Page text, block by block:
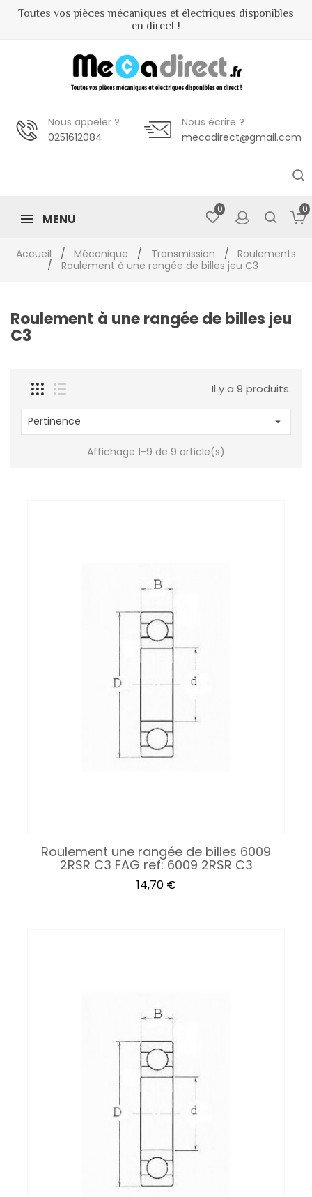
Toutes vos pièces mécaniques et électriques disponibles
en direct !
Nous appeler ?
0251612084
Nous écrire ?
mecadirect@gmail.com
MENU
0
0
Accueil Mécanique Transmission
Roulements
Roulement à une rangée de billes jeu C3
Roulement à une rangée de billes jeu
C3
Il y a 9 produits.
Pertinence 
Affichage 1-9 de 9 article(s)
Roulement une rangée de billes 6009
2RSR C3 FAG ref: 6009 2RSR C3
Prix
14,70 €